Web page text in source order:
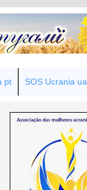
pt SOS Ucrania ua